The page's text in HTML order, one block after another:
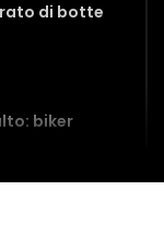
di botte
biker